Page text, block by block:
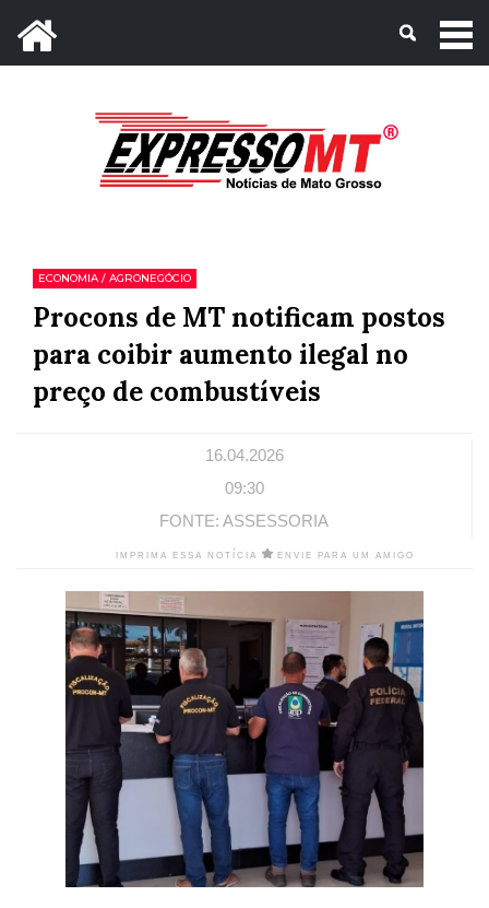
Mato Grosso, 09 de Agosto de 2026
ECONOMIA / AGRONEGÓCIO
Procons de MT notificam postos
para coibir aumento ilegal no
preço de combustíveis
16.04.2026
09:30
FONTE: ASSESSORIA
IMPRIMA ESSA NOTÍCIA ENVIE PARA UM AMIGO